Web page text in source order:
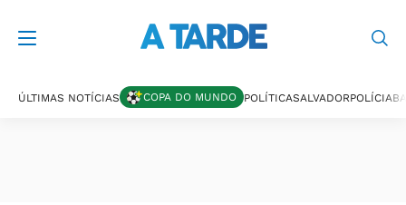
ÚLTIMAS NOTÍCIAS COPA DO MUNDO POLÍTICASALVADORPOLÍCIA